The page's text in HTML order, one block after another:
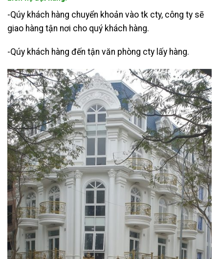
-Qúy khách hàng chuyển khoản vào tk cty, công ty sẽ
giao hàng tận nơi cho quý khách hàng.
-Qúy khách hàng đến tận văn phòng cty lấy hàng.